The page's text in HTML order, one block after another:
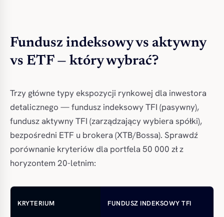
Fundusz indeksowy vs aktywny
vs ETF — który wybrać?
Trzy główne typy ekspozycji rynkowej dla inwestora
detalicznego — fundusz indeksowy TFI (pasywny),
fundusz aktywny TFI (zarządzający wybiera spółki),
bezpośredni ETF u brokera (XTB/Bossa). Sprawdź
porównanie kryteriów dla portfela 50 000 zł z
horyzontem 20-letnim:
KRYTERIUM FUNDUSZ INDEKSOWY TFI